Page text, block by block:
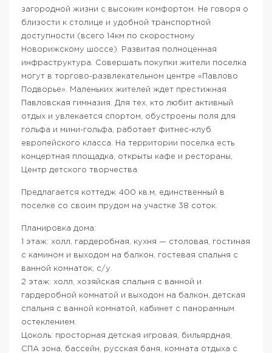
загородной жизни с высоким комфортом. Не говоря о
близости к столице и удобной транспортной
доступности (всего 14км по скоростному
Новорижскому шоссе). Развитая полноценная
инфраструктура. Совершать покупки жители поселка
могут в торгово-развлекательном центре «Павлово
Подворье». Маленьких жителей ждет престижная
Павловская гимназия. Для тех, кто любит активный
отдых и увлекается спортом, обустроены поля для
гольфа и мини-гольфа, работает фитнес-клуб
европейского класса. На территории поселка есть
концертная площадка, открыты кафе и рестораны,
Центр детского творчества.
Предлагается коттедж 400 кв.м, единственный в
поселке со своим прудом на участке 38 соток.
Планировка дома:
1 этаж: холл, гардеробная, кухня — столовая, гостиная
с камином и выходом на балкон, гостевая спальня с
ванной комнаток, с/у.
2 этаж: холл, хозяйская спальня с ванной и
гардеробной комнатой и выходом на балкон, детская
спальня с ванной комнатой, кабинет с панорамным
остеклением.
Цоколь: просторная детская игровая, бильярдная,
СПА зона, бассейн, русская баня, комната отдыха с